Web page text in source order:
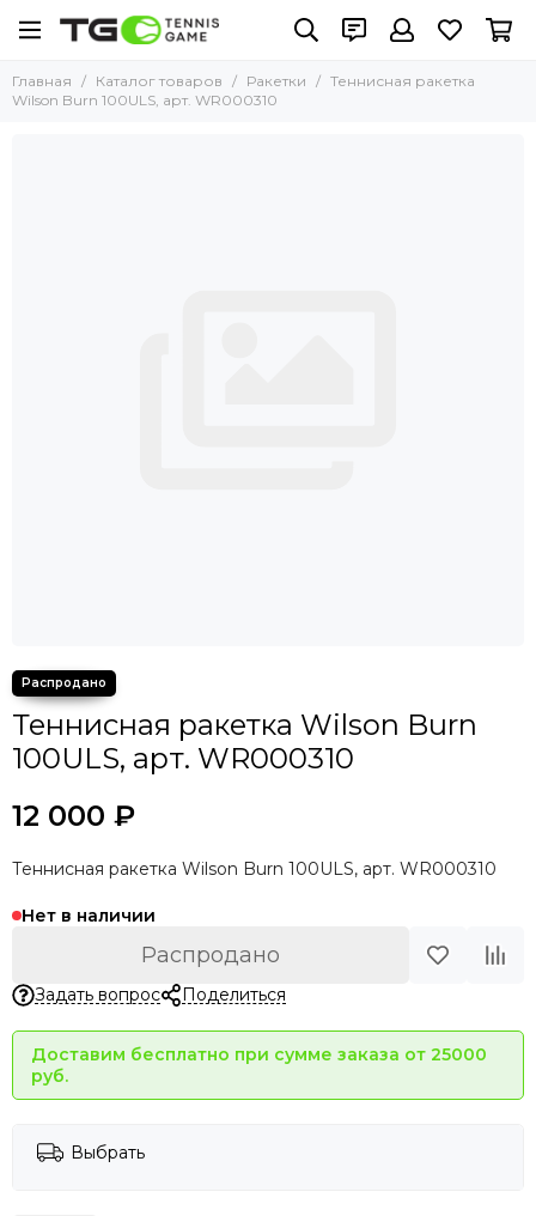
Главная Каталог товаров Ракетки
Теннисная ракетка
Wilson Burn 100ULS, арт. WR000310
Теннисная ракетка Wilson Burn
100ULS, арт. WR000310
12 000 ₽
Теннисная ракетка Wilson Burn 100ULS, арт. WR000310
Нет в наличии
Распродано
Задать вопрос Поделиться
Доставим бесплатно при сумме заказа от 25000
руб.
Выбрать